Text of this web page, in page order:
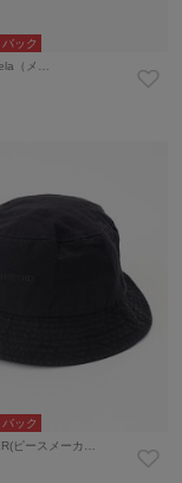
ック
（メ…
ック
ピースメーカ…